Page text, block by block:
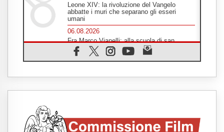
Leone XIV: la rivoluzione del Vangelo
abbatte i muri che separano gli esseri
umani
06.08.2026
Fra Marco Vianelli: alla scuola di san
Francesco per imparare il Vangelo della
pace
Hiroshima, ad 81 anni dalla bomba resta
06.08.2026